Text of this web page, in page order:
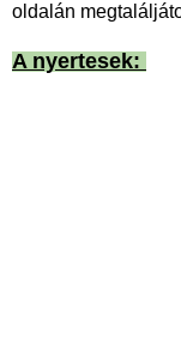
oldalán
A nyertesek: